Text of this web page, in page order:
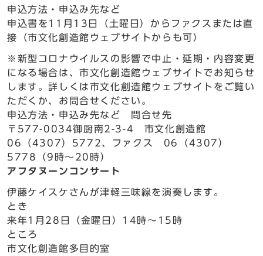
申込方法・申込み先など
申込書を11月13日（土曜日）からファクスまたは直
接（市文化創造館ウェブサイトからも可）
※新型コロナウイルスの影響で中止・延期・内容変更
になる場合は、市文化創造館ウェブサイトでお知らせ
します。詳しくは市文化創造館ウェブサイトをご覧い
ただくか、お問合せください。
申込方法・申込み先など 問合せ先
〒577-0034御厨南2-3-4 市文化創造館
06（4307）5772、ファクス 06（4307）
5778（9時～20時）
アフタヌーンコンサート
伊藤ケイスケさんが津軽三味線を演奏します。
とき
来年1月28日（金曜日）14時～15時
ところ
市文化創造館多目的室